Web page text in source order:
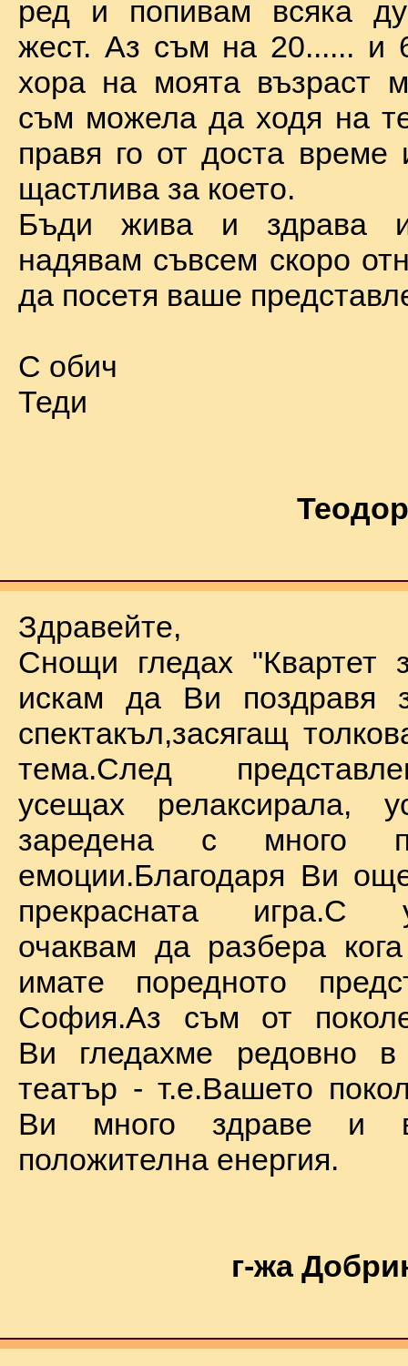
ред и попивам всяка
жест. Аз съм на 20...... и
хора на моята възраст
съм можела да ходя на
правя го от доста време
щастлива за което.
Бъди жива и здрава
надявам съвсем скоро
да посетя ваше
С обич
Теди
Здравейте,
Снощи гледах "Квартет
искам да Ви поздравя
спектакъл,засягащ
тема.След
усещах релаксирала,
заредена с много
емоции.Благодаря Ви
прекрасната игра.С
очаквам да разбера
имате поредното
София.Аз съм от
Ви гледахме редовно
театър - т.е.Вашето
Ви много здраве и
положителна енергия.
г-жа